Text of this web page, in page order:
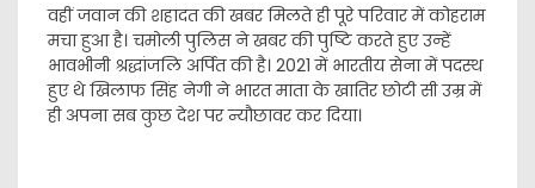
वहीं जवान की शहादत की खबर मिलते ही पूरे परिवार में कोहराम
मचा हुआ है। चमोली पुलिस ने खबर की पुष्टि करते हुए उन्हें
भावभीनी श्रद्धांजलि अर्पित की है। 2021 में भारतीय सेना में पदस्थ
हुए थे खिलाफ सिंह नेगी ने भारत माता के खातिर छोटी सी उम्र में
ही अपना सब कुछ देश पर न्यौछावर कर दिया।